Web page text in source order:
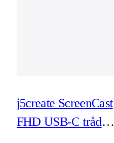
j5create ScreenCast
FHD USB-C trådlös